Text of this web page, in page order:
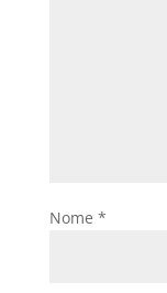
Nome *